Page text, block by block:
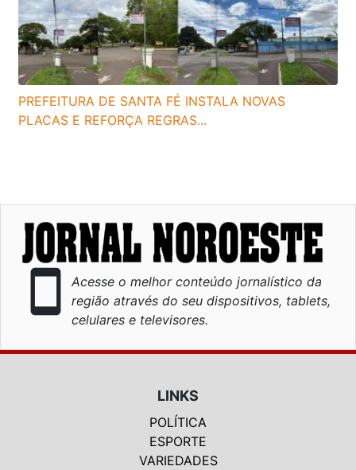
PREFEITURA DE SANTA FÉ INSTALA NOVAS
PLACAS E REFORÇA REGRAS...
smartphone
Acesse o melhor conteúdo jornalístico da
região através do seu dispositivos, tablets,
celulares e televisores.
LINKS
POLÍTICA
ESPORTE
VARIEDADES